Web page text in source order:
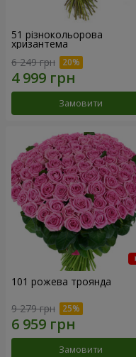
51 різнокольорова
хризантема
6 249 грн
Замовити
101 рожева троянда
9 279 грн
Замовити